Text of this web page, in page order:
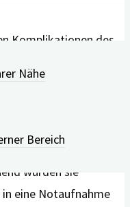
Nähe
Bereich
Komplikationen des
Kreislauf-
Menschen mit
stärker ausgeprägt
nicht
wurden sie
eine Notaufnahme